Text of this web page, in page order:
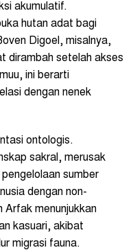
akumulatif.
hutan adat bagi
Digoel, misalnya,
dirambah setelah akses
ini berarti
dengan nenek
ontologis.
sakral, merusak
sumber
dengan non-
Arfak menunjukkan
kasuari, akibat
migrasi fauna.